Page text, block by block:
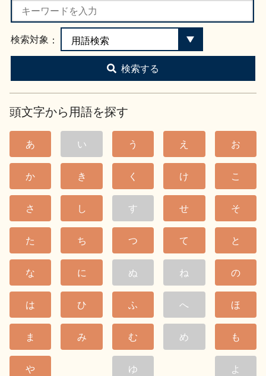
お問い合わせ
検索対象
検索する
頭文字から用語を探す
あ い う え お
か き く け こ
さ し す せ そ
た ち つ て と
な に ぬ ね の
は ひ ふ へ ほ
ま み む め も
や ゆ よ